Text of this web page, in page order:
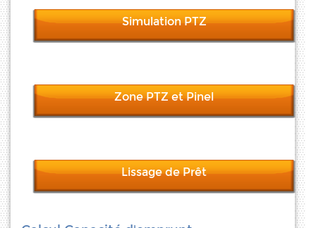
Simulation PTZ
Zone PTZ et Pinel
Lissage de Prêt